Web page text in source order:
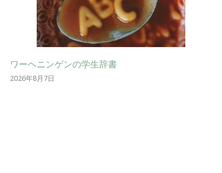
ワーヘニンゲンの学生辞書
2026年8月7日